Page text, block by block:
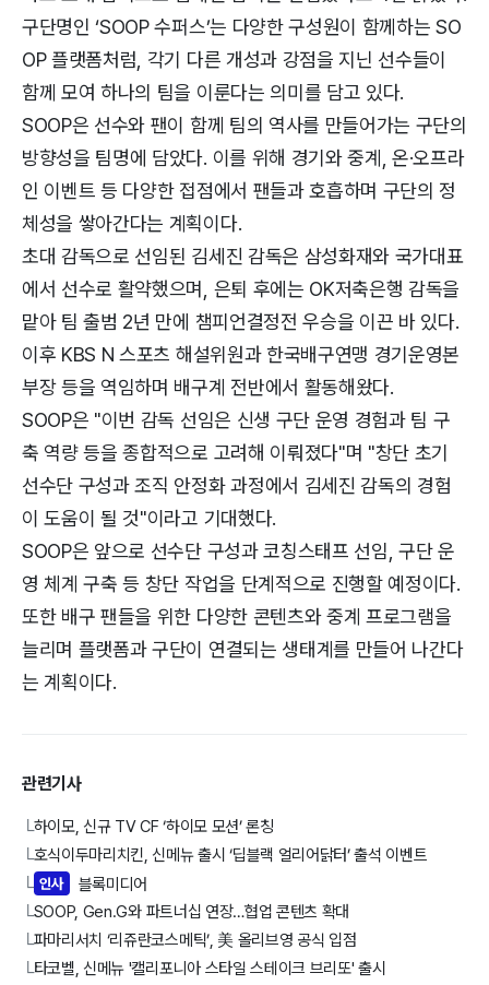
구단명인 ‘SOOP 수퍼스’는 다양한 구성원이 함께하는 SO
OP 플랫폼처럼, 각기 다른 개성과 강점을 지닌 선수들이
함께 모여 하나의 팀을 이룬다는 의미를 담고 있다.
SOOP은 선수와 팬이 함께 팀의 역사를 만들어가는 구단의
방향성을 팀명에 담았다. 이를 위해 경기와 중계, 온·오프라
인 이벤트 등 다양한 접점에서 팬들과 호흡하며 구단의 정
체성을 쌓아간다는 계획이다.
초대 감독으로 선임된 김세진 감독은 삼성화재와 국가대표
에서 선수로 활약했으며, 은퇴 후에는 OK저축은행 감독을
맡아 팀 출범 2년 만에 챔피언결정전 우승을 이끈 바 있다.
이후 KBS N 스포츠 해설위원과 한국배구연맹 경기운영본
부장 등을 역임하며 배구계 전반에서 활동해왔다.
SOOP은 "이번 감독 선임은 신생 구단 운영 경험과 팀 구
축 역량 등을 종합적으로 고려해 이뤄졌다"며 "창단 초기
선수단 구성과 조직 안정화 과정에서 김세진 감독의 경험
이 도움이 될 것"이라고 기대했다.
SOOP은 앞으로 선수단 구성과 코칭스태프 선임, 구단 운
영 체계 구축 등 창단 작업을 단계적으로 진행할 예정이다.
또한 배구 팬들을 위한 다양한 콘텐츠와 중계 프로그램을
늘리며 플랫폼과 구단이 연결되는 생태계를 만들어 나간다
는 계획이다.
관련기사
└하이모, 신규 TV CF ‘하이모 모션’ 론칭
└호식이두마리치킨, 신메뉴 출시 ‘딥블랙 얼리어닭터’ 출석 이벤트
└ 인사 블록미디어
└SOOP, Gen.G와 파트너십 연장…협업 콘텐츠 확대
└파마리서치 ‘리쥬란코스메틱’, 美 올리브영 공식 입점
└타코벨, 신메뉴 '캘리포니아 스타일 스테이크 브리또' 출시